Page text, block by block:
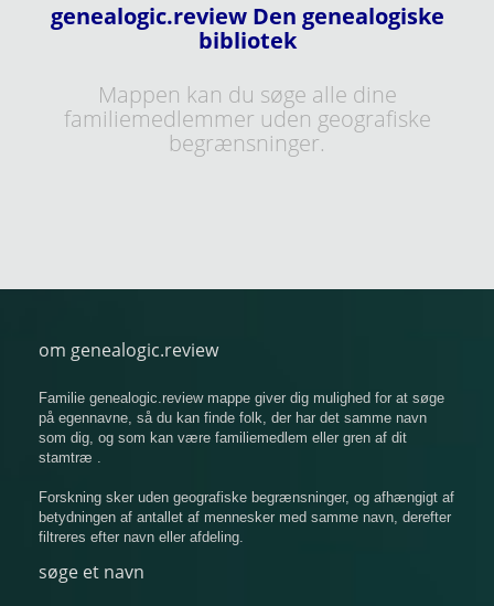
genealogic.review Den genealogiske
bibliotek
Mappen kan du søge alle dine
familiemedlemmer uden geografiske
begrænsninger.
om genealogic.review
Familie genealogic.review mappe giver dig mulighed for at søge
på egennavne, så du kan finde folk, der har det samme navn
som dig, og som kan være familiemedlem eller gren af ​​dit
stamtræ .
Forskning sker uden geografiske begrænsninger, og afhængigt af
betydningen af ​​antallet af mennesker med samme navn, derefter
filtreres efter navn eller afdeling.
søge et navn